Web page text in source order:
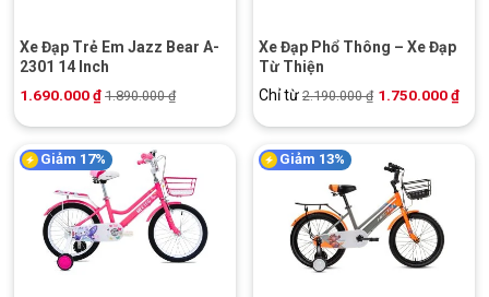
Xe Đạp Trẻ Em Jazz Bear A-
2301 14 Inch
1.690.000₫ 1.890.000₫
Xe Đạp Phổ Thông – Xe Đạp
Từ Thiện
Chỉ từ 2.190.000₫ 1.750.000₫
Giảm 17% Giảm 13%